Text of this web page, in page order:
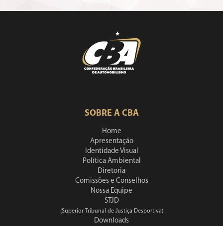
SOBRE A CBA
Home
Apresentação
Identidade Visual
Política Ambiental
Diretoria
Comissões e Conselhos
Nossa Equipe
STJD
(Superior Tribunal de Justiça Desportiva)
Downloads